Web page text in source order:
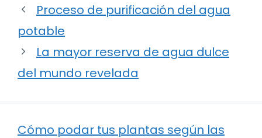
Proceso de purificación del agua
potable
La mayor reserva de agua dulce
del mundo revelada
Cómo podar tus plantas según las